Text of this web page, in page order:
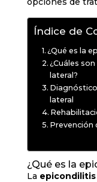
Índice de
¿Qué es la
¿Cuáles
lateral?
lateral
Prevención
¿Qué es la
La